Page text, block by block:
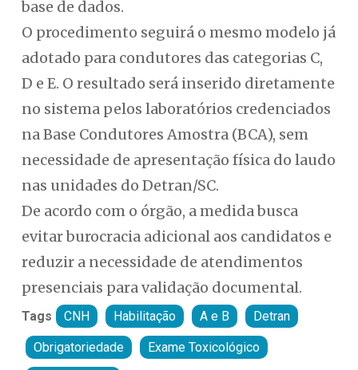
base de dados.
O procedimento seguirá o mesmo modelo já
adotado para condutores das categorias C,
D e E. O resultado será inserido diretamente
no sistema pelos laboratórios credenciados
na Base Condutores Amostra (BCA), sem
necessidade de apresentação física do laudo
nas unidades do Detran/SC.
De acordo com o órgão, a medida busca
evitar burocracia adicional aos candidatos e
reduzir a necessidade de atendimentos
presenciais para validação documental.
Tags CNH Habilitação A e B Detran
Obrigatoriedade Exame Toxicológico